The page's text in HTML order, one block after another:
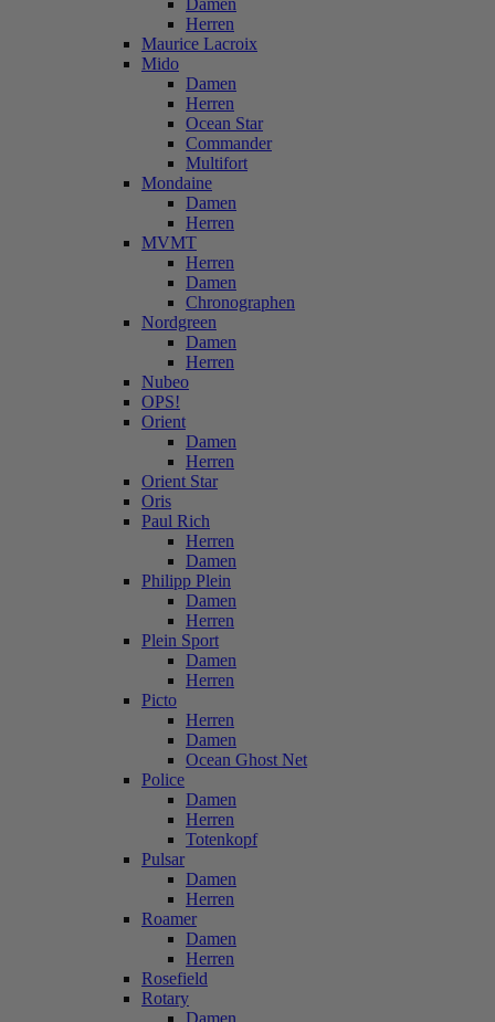
Damen
Herren
Maurice Lacroix
Mido
Damen
Herren
Ocean Star
Commander
Multifort
Mondaine
Damen
Herren
MVMT
Herren
Damen
Chronographen
Nordgreen
Damen
Herren
Nubeo
OPS!
Orient
Damen
Herren
Orient Star
Oris
Paul Rich
Herren
Damen
Philipp Plein
Damen
Herren
Plein Sport
Damen
Herren
Picto
Herren
Damen
Ocean Ghost Net
Police
Damen
Herren
Totenkopf
Pulsar
Damen
Herren
Roamer
Damen
Herren
Rosefield
Rotary
Damen